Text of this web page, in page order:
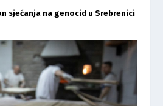
sjećanja na genocid u Srebrenici